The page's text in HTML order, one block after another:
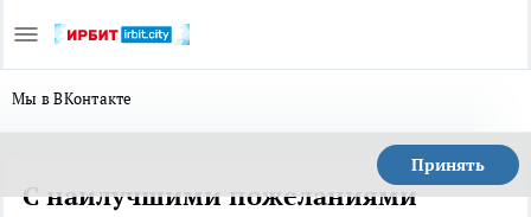
Мы в ВКонтакте
Принять
С наилучшими пожеланиями